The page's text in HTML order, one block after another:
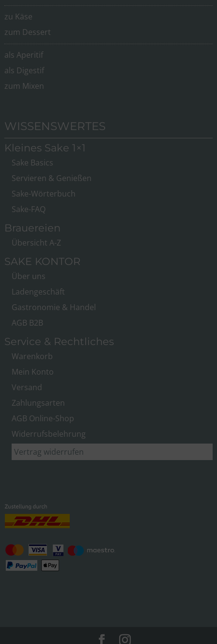
zu Käse
zum Dessert
als Aperitif
als Digestif
zum Mixen
WISSENSWERTES
Kleines Sake 1×1
Sake Basics
Servieren & Genießen
Sake-Wörterbuch
Sake-FAQ
Brauereien
Übersicht A-Z
SAKE KONTOR
Über uns
Ladengeschäft
Gastronomie & Handel
AGB B2B
Service & Rechtliches
Warenkorb
Mein Konto
Versand
Zahlungsarten
AGB Online-Shop
Widerrufsbelehrung
Vertrag widerrufen